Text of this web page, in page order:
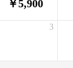
￥5,900
3